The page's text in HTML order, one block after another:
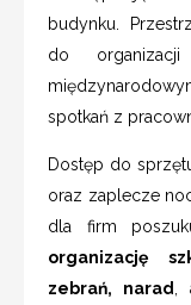
budynku.
do
spotkań z
Dostęp do
oraz zaplecze
dla firm
organizację
zebrań, narad